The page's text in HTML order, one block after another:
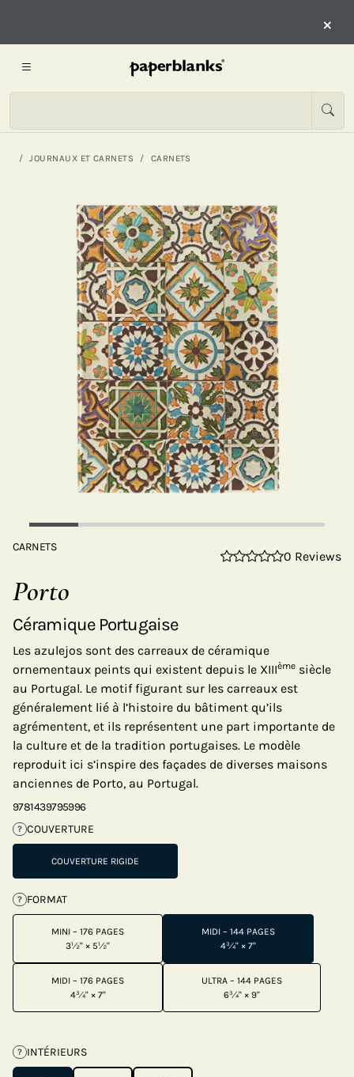
×
JOURNAUX ET CARNETS CARNETS
CARNETS
0 Reviews
Porto
Céramique Portugaise
Les azulejos sont des carreaux de céramique
ornementaux peints qui existent depuis le XIIIème siècle
au Portugal. Le motif figurant sur les carreaux est
généralement lié à l’histoire du bâtiment qu’ils
agrémentent, et ils représentent une part importante de
la culture et de la tradition portugaises. Le modèle
reproduit ici s’inspire des façades de diverses maisons
anciennes de Porto, au Portugal.
9781439795996
? COUVERTURE
COUVERTURE RIGIDE
? FORMAT
MINI – 176 PAGES
3½" × 5½"
MIDI – 144 PAGES
4¾" × 7"
MIDI – 176 PAGES
4¾" × 7"
ULTRA – 144 PAGES
6¾" × 9"
? INTÉRIEURS